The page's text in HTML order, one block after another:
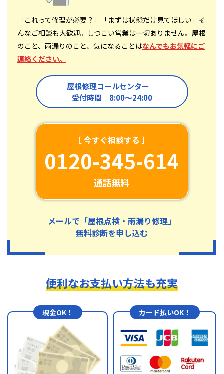
「これって修理が必要？」「まずは状態だけ見てほしい」そ
んなご相談も大歓迎。しつこい営業は一切ありません。屋根
のこと、雨漏りのこと、気になることはなんでもお気軽にご
連絡ください。
屋根修理コールセンター｜
受付時間 8:00〜24:00
［ 今すぐ相談する ］
0120-345-614
通話無料
メールで「屋根点検・雨漏り修理」
無料診断を申し込む
便利なお支払い方法も充実
現金OK！ カード払いOK！